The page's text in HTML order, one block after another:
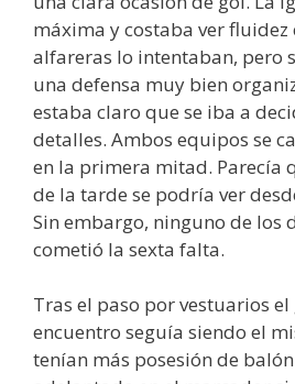
máxima y costaba ver fluidez
alfareras lo intentaban, pero
una defensa muy bien
estaba claro que se iba a
detalles. Ambos equipos se
en la primera mitad. Parecía
de la tarde se podría ver
Sin embargo, ninguno de los
cometió la sexta falta.
Tras el paso por vestuarios
encuentro seguía siendo el
tenían más posesión de